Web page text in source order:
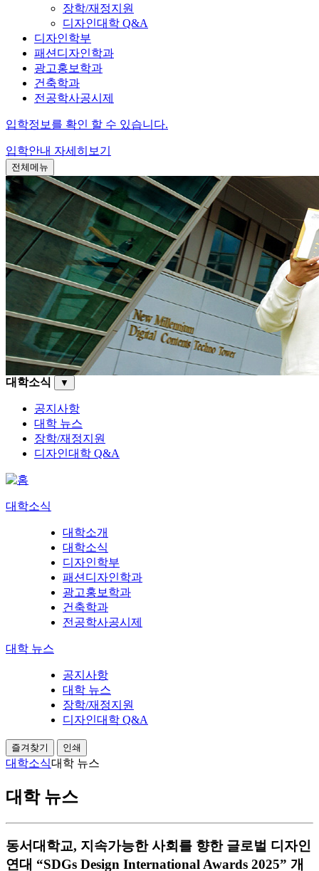
장학/재정지원
디자인대학 Q&A
디자인학부
패션디자인학과
광고홍보학과
건축학과
전공학사공시제
입학정보를 확인 할 수 있습니다.
입학안내 자세히보기
전체메뉴
대학소식 ▼
공지사항
대학 뉴스
장학/재정지원
디자인대학 Q&A
대학소식
대학소개
대학소식
디자인학부
패션디자인학과
광고홍보학과
건축학과
전공학사공시제
대학 뉴스
공지사항
대학 뉴스
장학/재정지원
디자인대학 Q&A
즐겨찾기 인쇄
대학소식대학 뉴스
대학 뉴스
동서대학교, 지속가능한 사회를 향한 글로벌 디자인
연대 “SDGs Design International Awards 2025” 개